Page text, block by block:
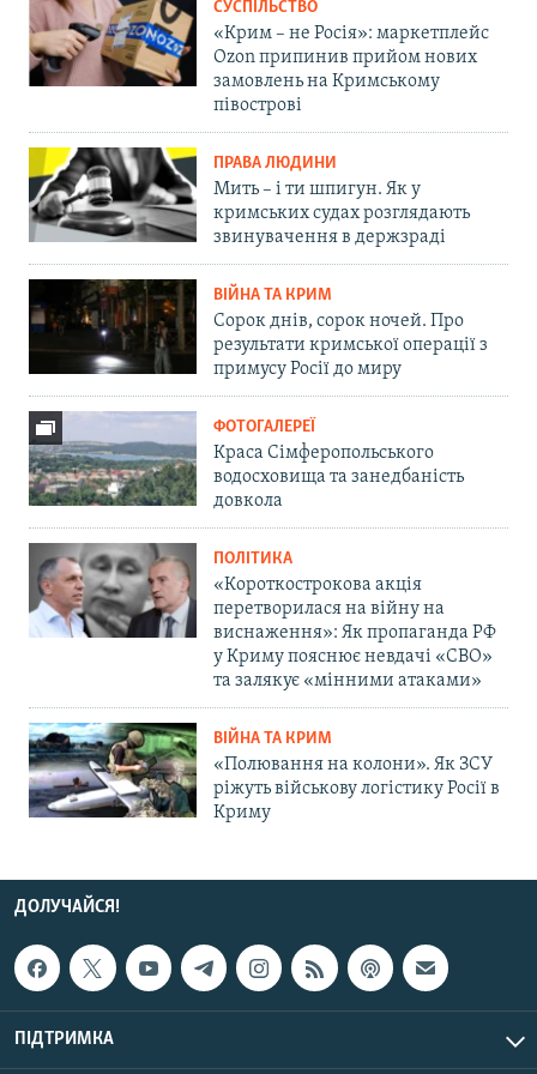
СУСПІЛЬСТВО
«Крим – не Росія»: маркетплейс
Ozon припинив прийом нових
замовлень на Кримському
півострові
ПРАВА ЛЮДИНИ
Мить – і ти шпигун. Як у
кримських судах розглядають
звинувачення в держзраді
ВІЙНА ТА КРИМ
Сорок днів, сорок ночей. Про
результати кримської операції з
примусу Росії до миру
ФОТОГАЛЕРЕЇ
Краса Сімферопольського
водосховища та занедбаність
довкола
ПОЛІТИКА
«Короткострокова акція
перетворилася на війну на
виснаження»: Як пропаганда РФ
у Криму пояснює невдачі «СВО»
та залякує «мінними атаками»
ВІЙНА ТА КРИМ
«Полювання на колони». Як ЗСУ
ріжуть військову логістику Росії в
Криму
ДОЛУЧАЙСЯ!
ПІДТРИМКА